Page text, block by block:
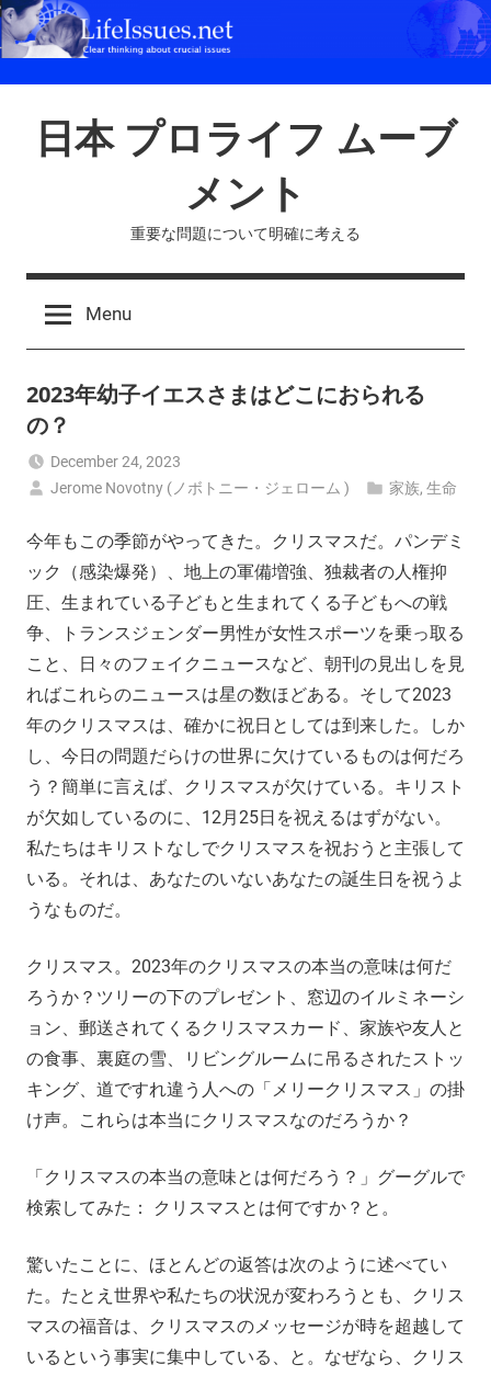
Skip
to
日本 プロライフ ムーブ
メント
重要な問題について明確に考える
Menu
2023年幼子イエスさまはどこにおられる
の？
December 24, 2023
Jerome Novotny (ノボトニー・ジェローム )
家族,生命
今年もこの季節がやってきた。クリスマスだ。パンデミ
ック（感染爆発）、地上の軍備増強、独裁者の人権抑
圧、生まれている子どもと生まれてくる子どもへの戦
争、トランスジェンダー男性が女性スポーツを乗っ取る
こと、日々のフェイクニュースなど、朝刊の見出しを見
ればこれらのニュースは星の数ほどある。そして2023
年のクリスマスは、確かに祝日としては到来した。しか
し、今日の問題だらけの世界に欠けているものは何だろ
う？簡単に言えば、クリスマスが欠けている。キリスト
が欠如しているのに、12月25日を祝えるはずがない。
私たちはキリストなしでクリスマスを祝おうと主張して
いる。それは、あなたのいないあなたの誕生日を祝うよ
うなものだ。
クリスマス。2023年のクリスマスの本当の意味は何だ
ろうか？ツリーの下のプレゼント、窓辺のイルミネーシ
ョン、郵送されてくるクリスマスカード、家族や友人と
の食事、裏庭の雪、リビングルームに吊るされたストッ
キング、道ですれ違う人への「メリークリスマス」の掛
け声。これらは本当にクリスマスなのだろうか？
「クリスマスの本当の意味とは何だろう？」グーグルで
検索してみた： クリスマスとは何ですか？と。
驚いたことに、ほとんどの返答は次のように述べてい
た。たとえ世界や私たちの状況が変わろうとも、クリス
マスの福音は、クリスマスのメッセージが時を超越して
いるという事実に集中している、と。なぜなら、クリス